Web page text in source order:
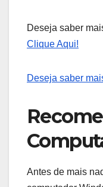
Deseja saber
Clique Aqui!
Deseja saber
Antes de mais